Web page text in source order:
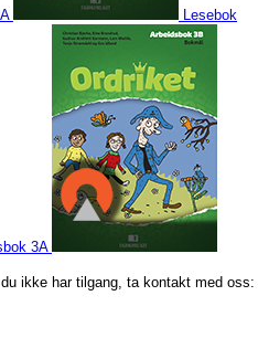
Lesebok
3A
ikke har tilgang, ta kontakt med oss: